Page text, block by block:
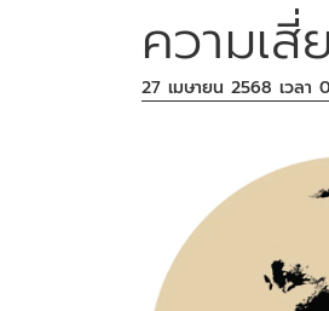
ความเสี่
27 เมษายน 2568 เวลา